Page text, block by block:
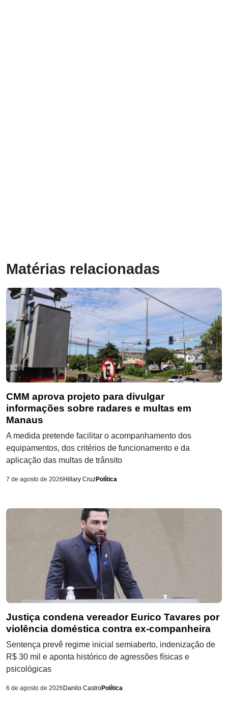
Matérias relacionadas
CMM aprova projeto para divulgar
informações sobre radares e multas em
Manaus
A medida pretende facilitar o acompanhamento dos
equipamentos, dos critérios de funcionamento e da
aplicação das multas de trânsito
7 de agosto de 2026 Hillary CruzPolítica
Justiça condena vereador Eurico Tavares por
violência doméstica contra ex-companheira
Sentença prevê regime inicial semiaberto, indenização de
R$ 30 mil e aponta histórico de agressões físicas e
psicológicas
6 de agosto de 2026 Danilo CastroPolítica